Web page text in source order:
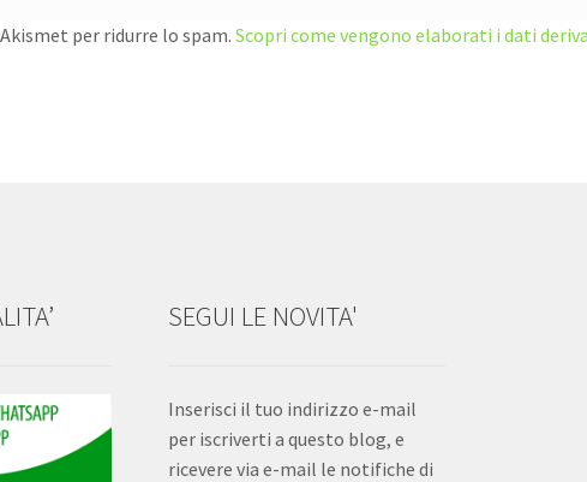
per ridurre lo spam.Scopri come vengono elaborati i dati
SEGUI LE NOVITA'
Inserisci il tuo indirizzo e-mail
per iscriverti a questo blog, e
ricevere via e-mail le notifiche di